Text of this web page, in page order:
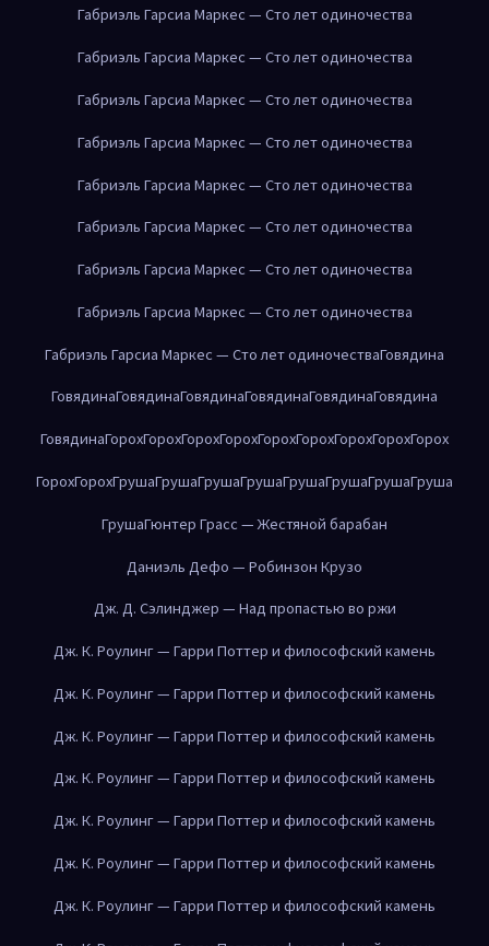
Габриэль Гарсиа Маркес — Сто лет одиночества
Габриэль Гарсиа Маркес — Сто лет одиночества
Габриэль Гарсиа Маркес — Сто лет одиночества
Габриэль Гарсиа Маркес — Сто лет одиночества
Габриэль Гарсиа Маркес — Сто лет одиночества
Габриэль Гарсиа Маркес — Сто лет одиночества
Габриэль Гарсиа Маркес — Сто лет одиночества
Габриэль Гарсиа Маркес — Сто лет одиночества
Габриэль Гарсиа Маркес — Сто лет одиночестваГовядина
ГовядинаГовядинаГовядинаГовядинаГовядинаГовядина
ГовядинаГорохГорохГорохГорохГорохГорохГорохГорохГорох
ГорохГорохГрушаГрушаГрушаГрушаГрушаГрушаГрушаГруша
ГрушаГюнтер Грасс — Жестяной барабан
Даниэль Дефо — Робинзон Крузо
Дж. Д. Сэлинджер — Над пропастью во ржи
Дж. К. Роулинг — Гарри Поттер и философский камень
Дж. К. Роулинг — Гарри Поттер и философский камень
Дж. К. Роулинг — Гарри Поттер и философский камень
Дж. К. Роулинг — Гарри Поттер и философский камень
Дж. К. Роулинг — Гарри Поттер и философский камень
Дж. К. Роулинг — Гарри Поттер и философский камень
Дж. К. Роулинг — Гарри Поттер и философский камень